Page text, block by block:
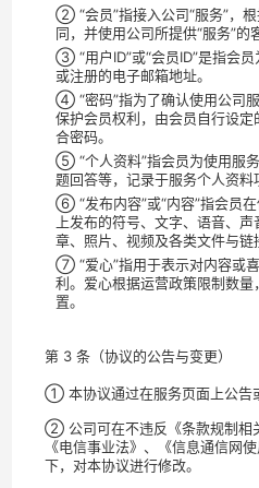
② “会员”指接入公司“服务”，
同，并使用公司所提供“服务”的
③ “用户ID”或“会员ID”是指会
或注册的电子邮箱地址。
④ “密码”指为了确认使用公司
保护会员权利，由会员自行设
合密码。
⑤ “个人资料”指会员为使用服
题回答等，记录于服务个人资料
⑥ “发布内容”或“内容”指会员
上发布的符号、文字、语音、
章、照片、视频及各类文件与链
⑦ “爱心”指用于表示对内容或
利。爱心根据运营政策限制数
置。
第 3 条（协议的公告与变更）
① 本协议通过在服务页面上公告
② 公司可在不违反《条款规制相
《电信事业法》、《信息通信网
下，对本协议进行修改。